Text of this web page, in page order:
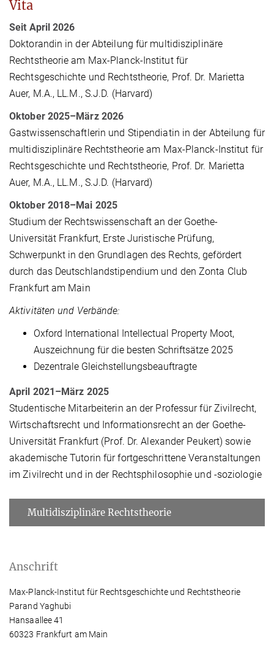
Vita
Seit April 2026
Doktorandin in der Abteilung für multidisziplinäre
Rechtstheorie am Max-Planck-Institut für
Rechtsgeschichte und Rechtstheorie, Prof. Dr. Marietta
Auer, M.A., LL.M., S.J.D. (Harvard)
Oktober 2025–März 2026
Gastwissenschaftlerin und Stipendiatin in der Abteilung für
multidisziplinäre Rechtstheorie am Max-Planck-Institut für
Rechtsgeschichte und Rechtstheorie, Prof. Dr. Marietta
Auer, M.A., LL.M., S.J.D. (Harvard)
Oktober 2018–Mai 2025
Studium der Rechtswissenschaft an der Goethe-
Universität Frankfurt, Erste Juristische Prüfung,
Schwerpunkt in den Grundlagen des Rechts, gefördert
durch das Deutschlandstipendium und den Zonta Club
Frankfurt am Main
Aktivitäten und Verbände:
Oxford International Intellectual Property Moot,
Auszeichnung für die besten Schriftsätze 2025
Dezentrale Gleichstellungsbeauftragte
April 2021–März 2025
Studentische Mitarbeiterin an der Professur für Zivilrecht,
Wirtschaftsrecht und Informationsrecht an der Goethe-
Universität Frankfurt (Prof. Dr. Alexander Peukert) sowie
akademische Tutorin für fortgeschrittene Veranstaltungen
im Zivilrecht und in der Rechtsphilosophie und -soziologie
Multidisziplinäre Rechtstheorie
Anschrift
Max-Planck-Institut für Rechtsgeschichte und Rechtstheorie
Parand Yaghubi
Hansaallee 41
60323 Frankfurt am Main